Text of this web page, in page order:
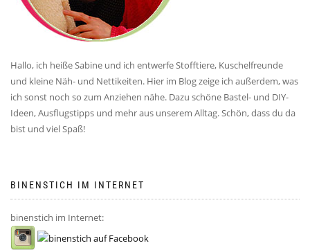
Hallo, ich heiße Sabine und ich entwerfe Stofftiere, Kuschelfreunde
und kleine Näh- und Nettikeiten. Hier im Blog zeige ich außerdem, was
ich sonst noch so zum Anziehen nähe. Dazu schöne Bastel- und DIY-
Ideen, Ausflugstipps und mehr aus unserem Alltag. Schön, dass du da
bist und viel Spaß!
BINENSTICH IM INTERNET
binenstich im Internet: